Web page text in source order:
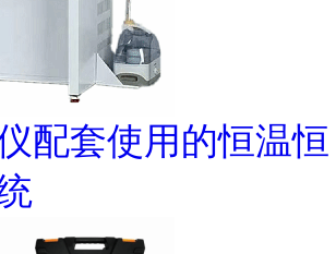
配套使用的恒温恒